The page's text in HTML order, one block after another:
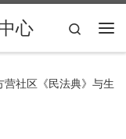
心
Search
营社区《民法典》与生